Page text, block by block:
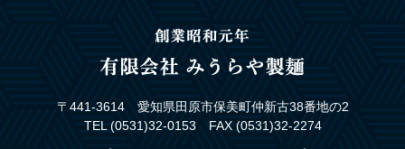
〒441-3614 愛知県田原市保美町仲新古38番地の2
TEL (0531)32-0153 FAX (0531)32-2274